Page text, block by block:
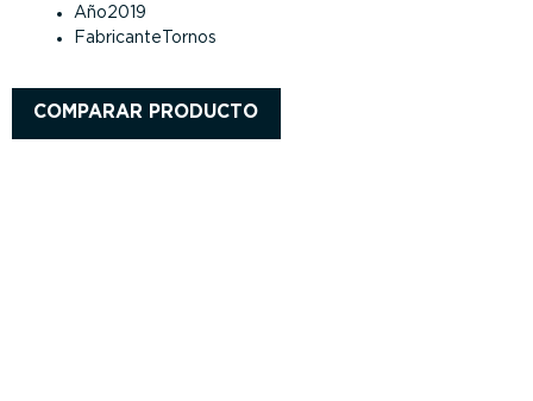
Año2019
Fabricante Tornos
COMPARAR PRODUCTO